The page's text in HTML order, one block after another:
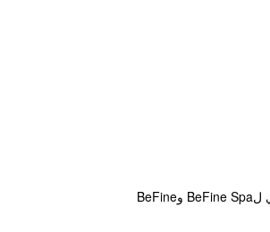
توفر فندق تيتانيك بزنس كارتال الراقية والتي تقع في مدينة اسطنبول خدمة واي فاي مجاناً بالإضافة إلى سونا وجاكوزي. ويتوفر للنزلاء وصول حصري لBeFine Spa وBeFine